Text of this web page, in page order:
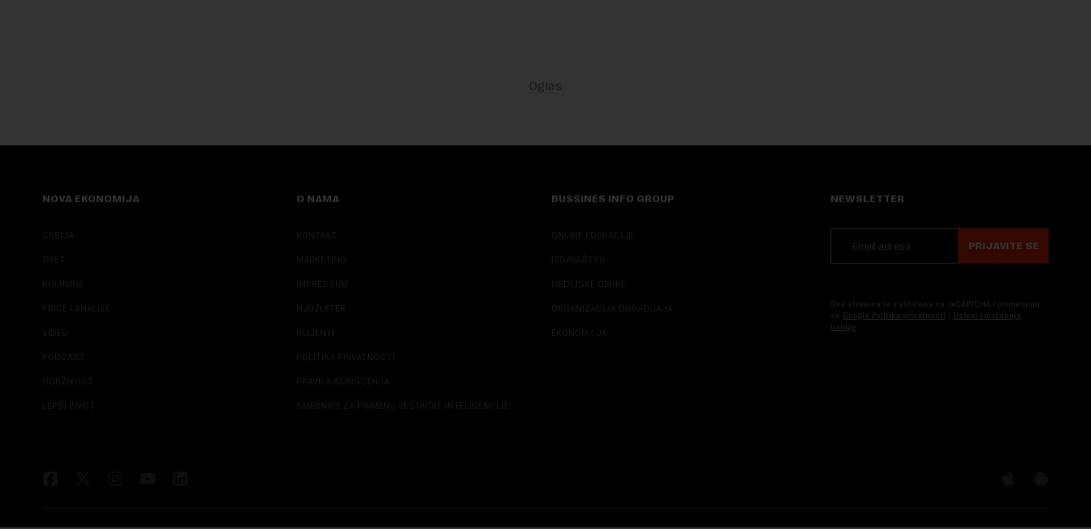
NOVA EKONOMIJA
SRBIJA
SVET
KOLUMNE
PRIČE I ANALIZE
VIDEO
PODCAST
ODRŽIVOST
LEPŠI ŽIVOT
O NAMA
KONTAKT
MARKETING
IMPRESSUM
NJUZLETER
KLIJENTI
POLITIKA PRIVATNOSTI
PRAVILA KORIŠĆENJA
SMERNICE ZA PRIMENU VEŠTAČKE INTELIGENCIJE
BUSSINES INFO GROUP
ONLINE EDUKACIJE
IZDAVAŠTVO
MEDIJSKE OBUKE
ORGANIZACIJA DOGADJAJA
EKONOM I JA
NEWSLETTER
PRIJAVITE SE
Ova stranica je zaštićena sa reCAPTCHA i primenjuju
se Google Politika privatnosti i Uslovi korišćenja
usluge